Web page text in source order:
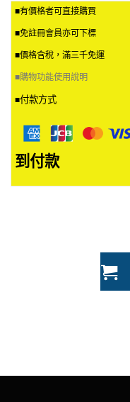
■有價格者可直接購買
■免註冊會員亦可下標
■價格含稅，滿三千免運
■購物功能使用說明
■付款方式
到付款